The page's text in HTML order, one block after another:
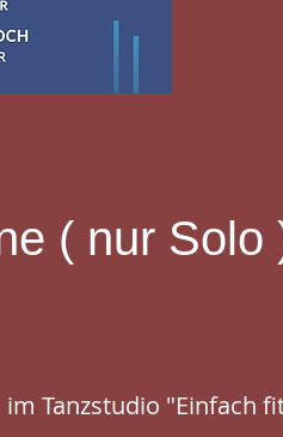
( nur Solo
Tanzstudio "Einfach